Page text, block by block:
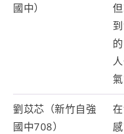
國中）
劉苡芯（新竹自強
國中708）